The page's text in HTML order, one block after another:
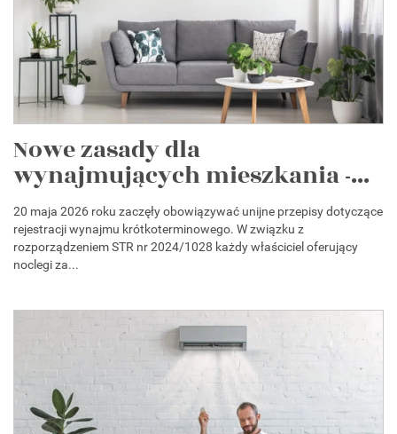
Nowe zasady dla
wynajmujących mieszkania -...
20 maja 2026 roku zaczęły obowiązywać unijne przepisy dotyczące
rejestracji wynajmu krótkoterminowego. W związku z
rozporządzeniem STR nr 2024/1028 każdy właściciel oferujący
noclegi za...